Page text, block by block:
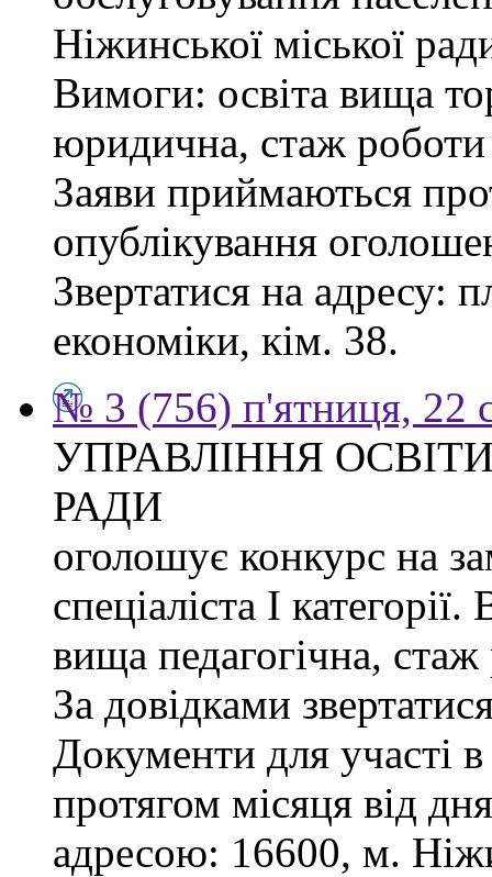
Ніжинської міської
Вимоги: освіта вища
юридична, стаж
Заяви приймаються
опублікування
Звертатися на адресу:
економіки, кім. 38.
№ 3 (756) п'ятниця, 22
УПРАВЛІННЯ
РАДИ
оголошує конкурс на
спеціаліста І
вища педагогічна,
За довідками
Документи для участі
протягом місяця від
адресою: 16600, м.